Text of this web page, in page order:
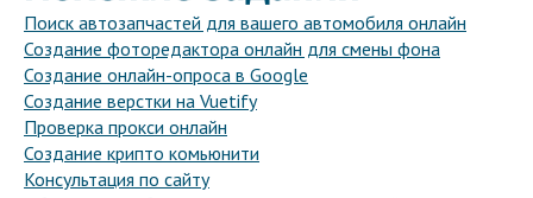
Поиск автозапчастей для вашего автомобиля онлайн
Создание фоторедактора онлайн для смены фона
Создание онлайн-опроса в Google
Создание верстки на Vuetify
Проверка прокси онлайн
Создание крипто комьюнити
Консультация по сайту